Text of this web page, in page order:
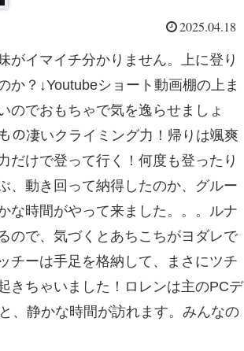
2025.04.18
がイマイチ分かりません。上に登り
？↓Youtubeショート動画棚の上ま
のでおもちゃで気を逸らせましょ
の凄いクライミング力！帰りは颯爽
だけで登って行く！何度も登ったり
、動き回って納得したのか、グルー
な時間がやって来ました。。。ルナ
ので、気づくとあちこちがヨダレで
チーは手足を格納して、まさにツチ
きちゃいました！ロレンは主のPCデ
、静かな時間が訪れます。みんなの